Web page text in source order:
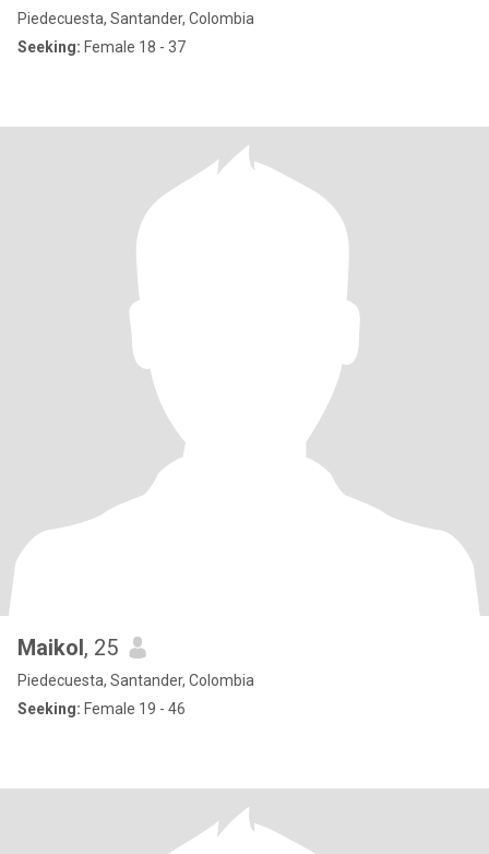
Piedecuesta, Santander, Colombia
Seeking: Female 18 - 37
Maikol, 25
Piedecuesta, Santander, Colombia
Seeking: Female 19 - 46